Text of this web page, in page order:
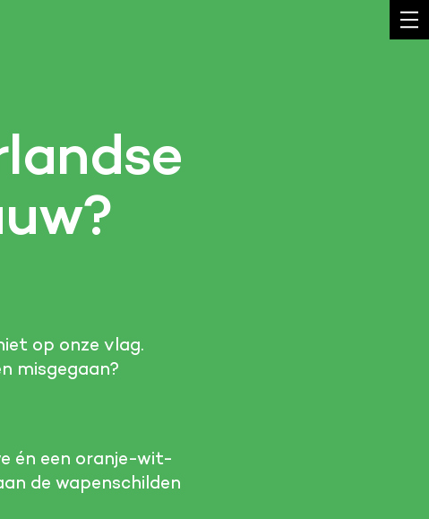
op onze vlag.
misgegaan?
én een oranje-wit-
de wapenschilden